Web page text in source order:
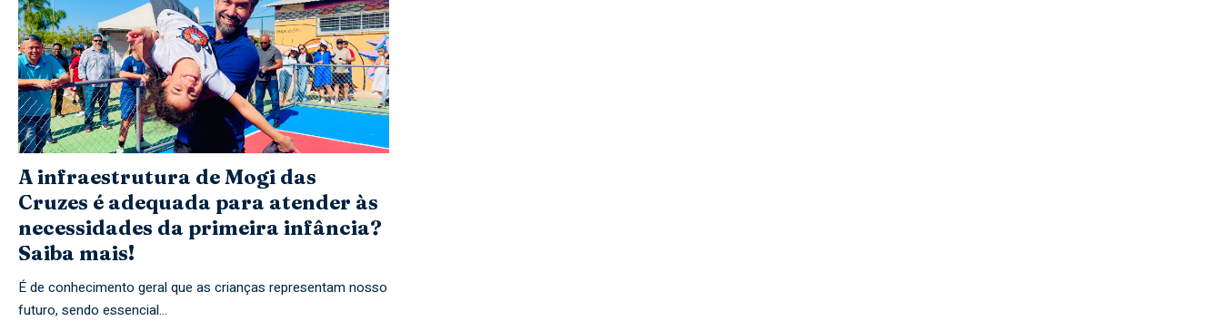
A infraestrutura de Mogi das
Cruzes é adequada para atender às
necessidades da primeira infância?
Saiba mais!
É de conhecimento geral que as crianças representam nosso
futuro, sendo essencial…